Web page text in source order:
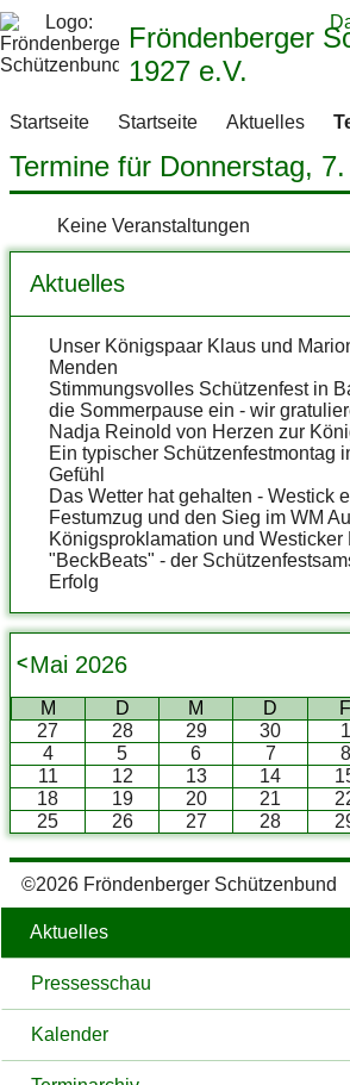
Fröndenberger
1927 e.V.
Aktuelles
Pressesschau
Kalender
Startseite Startseite Aktuelles
Termine für Donnerstag,
Keine Veranstaltungen
Aktuelles
Unser Königspaar Klaus und
Menden
Stimmungsvolles Schützenfest in
die Sommerpause ein - wir
Nadja Reinold von Herzen zur
Ein typischer Schützenfestmontag
Gefühl
Das Wetter hat gehalten - Westick
Festumzug und den Sieg im WM
Königsproklamation und Westicker
"BeckBeats" - der
Erfolg
Mai 2026
<
M D M D F
27
28 29 30 1
4
5 6 7 8
11
12 13 14
18
19 20 21
25
26 27 28
©2026 Fröndenberger Schützenbund